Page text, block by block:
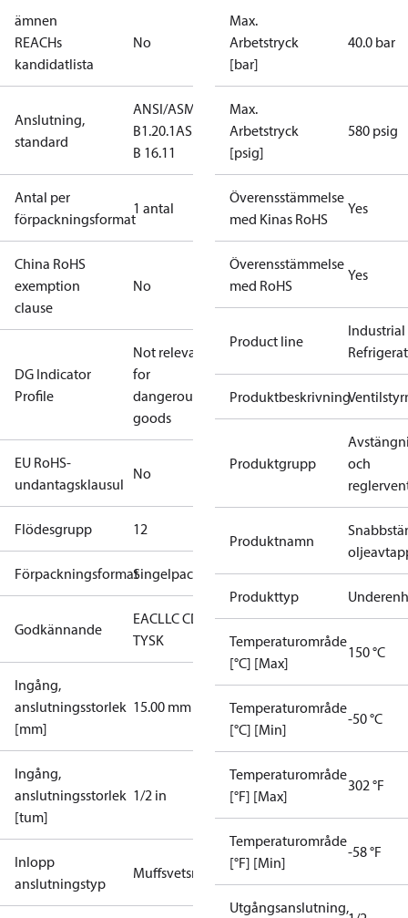
ämnen
REACHs
kandidatlista
No
Anslutning,
standard
ANSI/ASME
B1.20.1ASME
B 16.11
Antal per
förpackningsformat
1 antal
China RoHS
exemption
clause
No
DG Indicator
Profile
Not relevant
for
dangerous
goods
EU RoHS-
undantagsklausul
No
Flödesgrupp 12
FörpackningsformatSingelpack
Godkännande
EACLLC CDC
TYSK
Ingång,
anslutningsstorlek
[mm]
15.00 mm
Ingång,
anslutningsstorlek
[tum]
1/2 in
Inlopp
anslutningstyp
Muffsvetsning
Max.
Arbetstryck
[bar]
40.0 bar
Max.
Arbetstryck
[psig]
580 psig
Överensstämmelse
med Kinas RoHS
Yes
Överensstämmelse
med RoHS
Yes
Product line
Industrial
Produktbeskrivning
Produktgrupp
och
Produktnamn
Produkttyp
Temperaturområde
[°C] [Max]
150 °C
Temperaturområde
[°C] [Min]
-50 °C
Temperaturområde
[°F] [Max]
302 °F
Temperaturområde
[°F] [Min]
-58 °F
Utgångsanslutning,